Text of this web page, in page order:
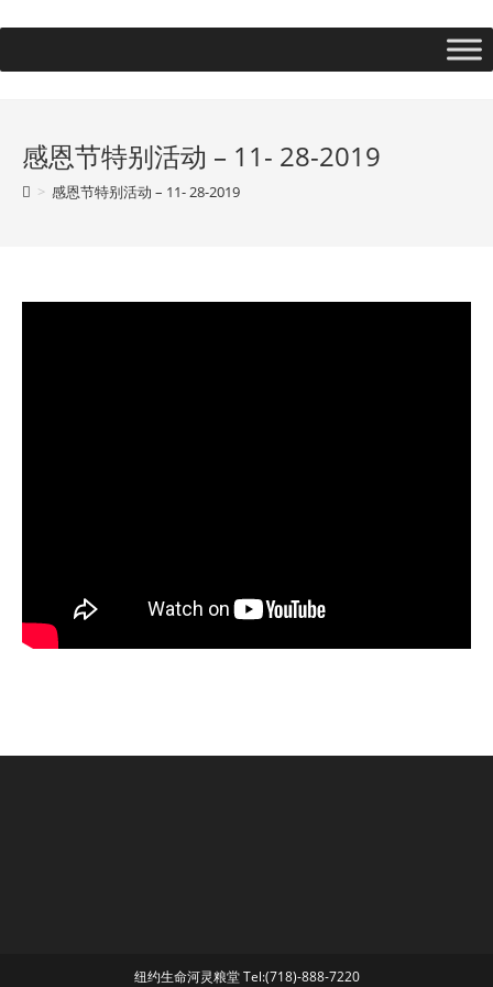
感恩节特别活动 – 11- 28-2019
> 感恩节特别活动 – 11- 28-2019
纽约生命河灵粮堂 Tel:(718)-888-7220